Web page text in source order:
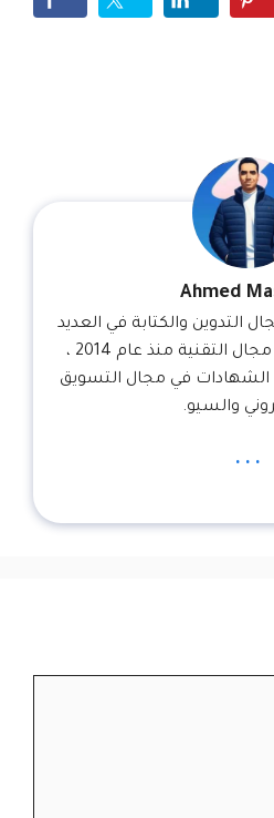
Ahmed
التدوين والكتابة في العديد
من المجالات أشهرها مجال التقنية منذ عام 2014 ،
في مجال التسويق
والسيو.
...